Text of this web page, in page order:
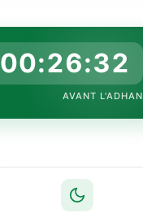
00:26:31
AVANT L'ADHAN